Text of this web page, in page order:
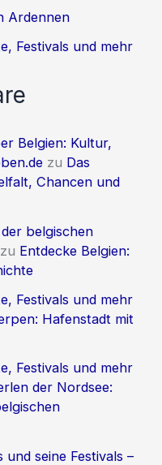
Ardennen
Festivals und mehr
Belgien: Kultur,
zu Das
Chancen und
belgischen
zu Entdecke Belgien:
Festivals und mehr
Hafenstadt mit
Festivals und mehr
der Nordsee:
seine Festivals –